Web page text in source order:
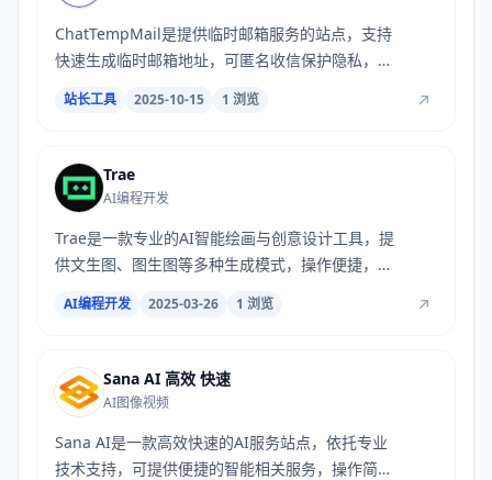
ChatTempMail是提供临时邮箱服务的站点，支持
快速生成临时邮箱地址，可匿名收信保护隐私，操
作便...
站长工具 2025-10-15 1 浏览
Trae
AI编程开发
Trae是一款专业的AI智能绘画与创意设计工具，提
供文生图、图生图等多种生成模式，操作便捷，出
图...
AI编程开发 2025-03-26 1 浏览
Sana AI 高效 快速
AI图像视频
Sana AI是一款高效快速的AI服务站点，依托专业
技术支持，可提供便捷的智能相关服务，操作简洁